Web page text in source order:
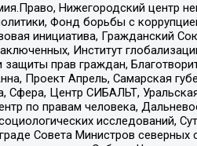
Нижегородский центр
Фонд борьбы с
инициатива, Гражданский
Институт
прав граждан,
Проект Апрель, Самарская
Сфера, Центр СИБАЛЬТ,
по правам человека,
Совета Министров